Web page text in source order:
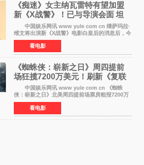
《痴迷》女主纳瓦雷特有望加盟
新《X战警》！已与导演会面 坦
言“魔形女一直很酷”
中国娱乐网讯 www yule com cn 继萨玛拉·
维文将出演新《X战警》电影白皇后的消息后，今
年暑期档大热恐怖片《痴迷》女主角印达·纳瓦雷
特也有望加盟这部备受瞩目的漫威新作——目前
还处于有
看电影
《蜘蛛侠：崭新之日》周四提前
场狂揽7200万美元！刷新《复联
4》保持影史纪录
中国娱乐网讯 www yule com cn 《蜘蛛
侠：崭新之日》北美周四提前场票房粗报7200万
美元，创下影史单片北美提前场票房新纪录——
此前该纪录由《复仇者联盟4：终局之战》的6000
万美元保持，本
看电影